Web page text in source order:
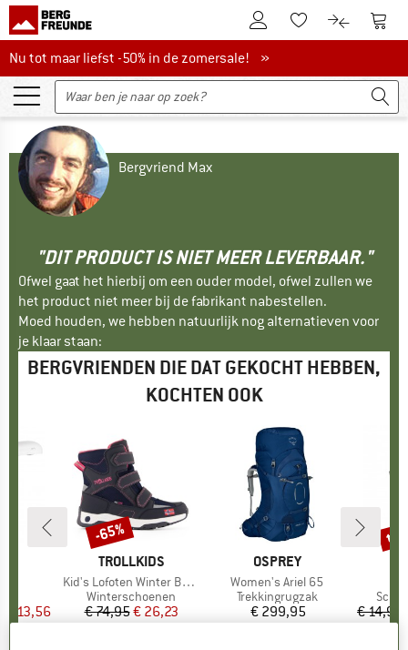
De klantenaccount
Naar deNaar de
Nu tot maar liefst -50% in de zomersale!
Nu tot maar liefst -50% in de zomersale! »
Bergvriend Max
"DIT PRODUCT IS NIET MEER LEVERBAAR."
Ofwel gaat het hierbij om een ouder model, ofwel zullen we
het product niet meer bij de fabrikant nabestellen.
Moed houden, we hebben natuurlijk nog alternatieven voor
je klaar staan:
BERGVRIENDEN DIE DAT GEKOCHT HEBBEN,
KOCHTEN OOK
prijs
€ 13,56
MERK
TROLLKIDS
Artikel
Kid's Lofoten Winter Boots
Productgroep
Winterschoenen
Prijs
€ 74,95Verlaagde prijs
€ 26,23
Korting
-65%
MERK
OSPREY
Artikel
Women's Ariel 65
Productgroep
Trekkingrugzak
Prijs
€ 299,95 € 14,95
tot